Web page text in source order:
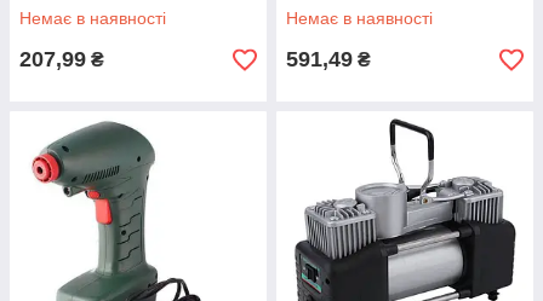
Немає в наявності
207,99 ₴
Немає в наявності
591,49 ₴